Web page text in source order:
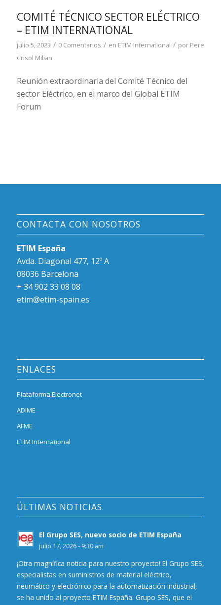
COMITÉ TÉCNICO SECTOR ELÉCTRICO
– ETIM INTERNATIONAL
julio 5, 2023 / 0 Comentarios / en ETIM International / por Pere
Crisol Milian
Reunión extraordinaria del Comité Técnico del
sector Eléctrico, en el marco del Global ETIM
Forum
CONTACTA CON NOSOTROS
ETIM España
Avda. Diagonal 477, 12º A
08036 Barcelona
+ 34 902 33 08 08
etim@etim-spain.es
ENLACES
Plataforma Electronet
ADIME
AFME
ETIM International
ÚLTIMAS NOTICIAS
El Grupo SES, nuevo socio de ETIM España
julio 17, 2026 - 9:30 am
¡Otra magnífica noticia para nuestro proyecto! El Grupo SES,
especialistas en suministros de material eléctrico,
neumático y electrónico para la automatización industrial,
se ha unido al proyecto ETIM España. Grupo SES, que el